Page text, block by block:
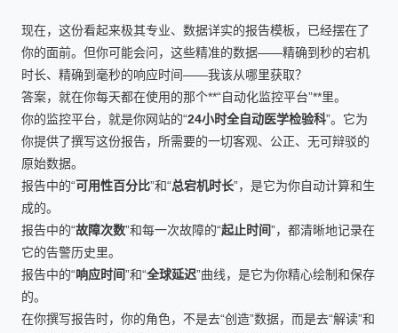
现在，这份看起来极其专业、数据详实的报告模板，已经摆在了
你的面前。但你可能会问，这些精准的数据——精确到秒的宕机
时长、精确到毫秒的响应时间——我该从哪里获取？
答案，就在你每天都在使用的那个**“自动化监控平台”**里。
你的监控平台，就是你网站的“24小时全自动医学检验科”。它为
你提供了撰写这份报告，所需要的一切客观、公正、无可辩驳的
原始数据。
报告中的“可用性百分比”和“总宕机时长”，是它为你自动计算和生
成的。
报告中的“故障次数”和每一次故障的“起止时间”，都清晰地记录在
它的告警历史里。
报告中的“响应时间”和“全球延迟”曲线，是它为你精心绘制和保存
的。
在你撰写报告时，你的角色，不是去“创造”数据，而是去“解读”和